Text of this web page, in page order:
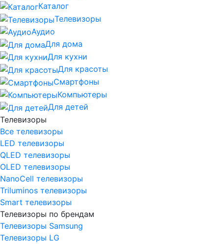
Каталог
Телевизоры
Аудио
Для дома
Для кухни
Для красоты
Смартфоны
Компьютеры
Для детей
Телевизоры
Все телевизоры
LED телевизоры
QLED телевизоры
OLED телевизоры
NanoCell телевизоры
Triluminos телевизоры
Smart телевизоры
Телевизоры по брендам
Телевизоры Samsung
Телевизоры LG